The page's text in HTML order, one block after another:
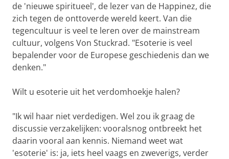
de 'nieuwe spiritueel', de lezer van de Happinez, die
zich tegen de onttoverde wereld keert. Van die
tegencultuur is veel te leren over de mainstream
cultuur, volgens Von Stuckrad. "Esoterie is veel
bepalender voor de Europese geschiedenis dan we
denken."
Wilt u esoterie uit het verdomhoekje halen?
"Ik wil haar niet verdedigen. Wel zou ik graag de
discussie verzakelijken: vooralsnog ontbreekt het
daarin vooral aan kennis. Niemand weet wat
'esoterie' is: ja, iets heel vaags en zweverigs, verder